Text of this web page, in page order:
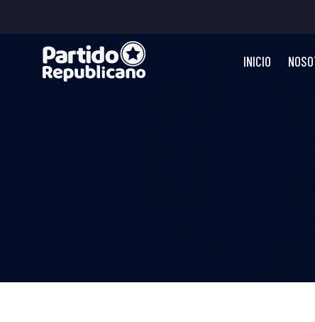
INICIO